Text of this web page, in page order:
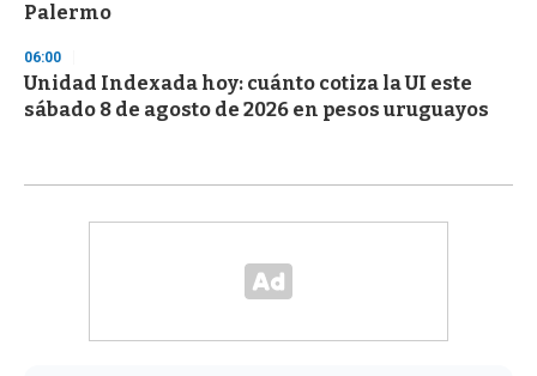
Palermo
06:00
Unidad Indexada hoy: cuánto cotiza la UI este
sábado 8 de agosto de 2026 en pesos uruguayos